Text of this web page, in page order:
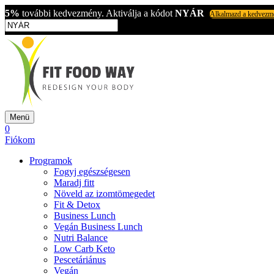
5% további kedvezmény. Aktiválja a kódot NYÁR Alkalmazd a
Menü
0
Fiókom
Programok
Fogyj egészségesen
Maradj fitt
Növeld az izomtömegedet
Fit & Detox
Business Lunch
Vegán Business Lunch
Nutri Balance
Low Carb Keto
Pescetáriánus
Vegán